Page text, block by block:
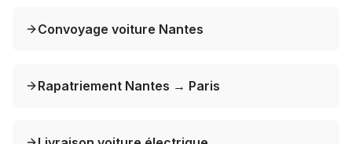
Convoyage voiture Nantes
Rapatriement Nantes → Paris